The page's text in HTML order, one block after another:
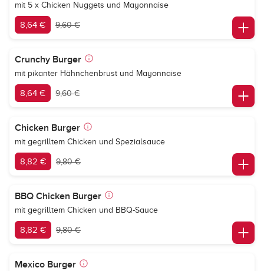
mit 5 x Chicken Nuggets und Mayonnaise
8,64 € 9,60 €
Crunchy Burger
mit pikanter Hähnchenbrust und Mayonnaise
8,64 € 9,60 €
Chicken Burger
mit gegrilltem Chicken und Spezialsauce
8,82 € 9,80 €
BBQ Chicken Burger
mit gegrilltem Chicken und BBQ-Sauce
8,82 € 9,80 €
Mexico Burger